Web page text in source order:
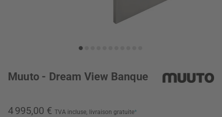
Muuto - Dream View Banque
4 995,00 € TVA incluse, livraison gratuite*